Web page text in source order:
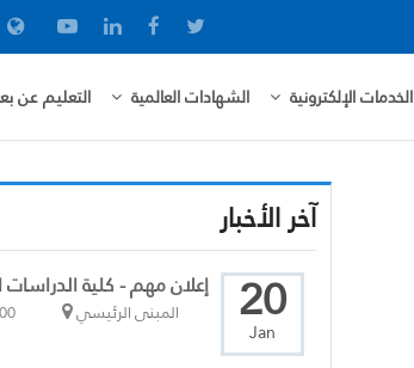
الخدمات الإلكترونية الشهادات العالمية التعليم عن
آخر الأخبار
20
Jan
إعلان مهم - كلية الدراسات
المبنى الرئيسي